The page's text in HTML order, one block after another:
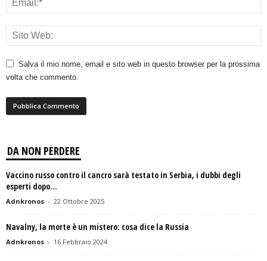
Salva il mio nome, email e sito web in questo browser per la prossima
volta che commento.
DA NON PERDERE
Vaccino russo contro il cancro sarà testato in Serbia, i dubbi degli
esperti dopo...
Adnkronos - 22 Ottobre 2025
Navalny, la morte è un mistero: cosa dice la Russia
Adnkronos - 16 Febbraio 2024